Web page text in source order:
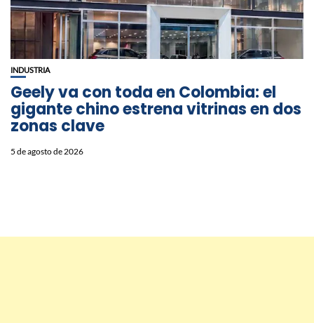
INDUSTRIA
Geely va con toda en Colombia: el
gigante chino estrena vitrinas en dos
zonas clave
5 de agosto de 2026